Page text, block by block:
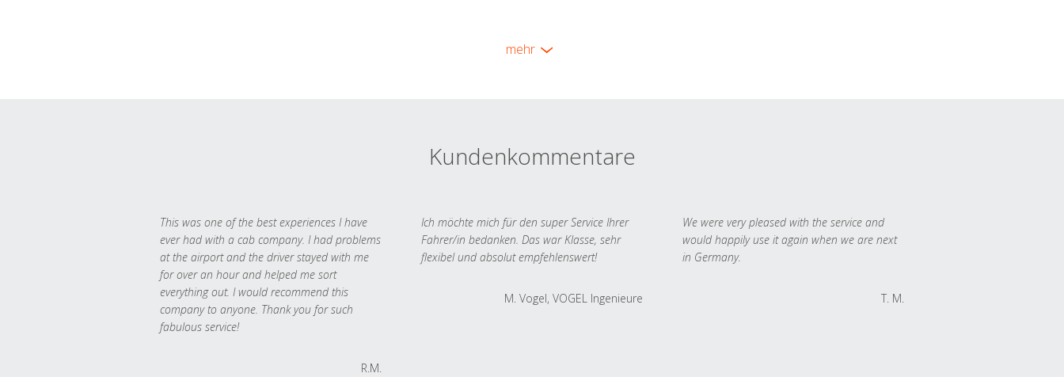
mehr
Kundenkommentare
This was one of the best experiences I have
ever had with a cab company. I had problems
at the airport and the driver stayed with me
for over an hour and helped me sort
everything out. I would recommend this
company to anyone. Thank you for such
fabulous service!
R.M.
Ich möchte mich für den super Service Ihrer
Fahrer/in bedanken. Das war Klasse, sehr
flexibel und absolut empfehlenswert!
M. Vogel, VOGEL Ingenieure
We were very pleased with the service and
would happily use it again when we are next
in Germany.
T. M.